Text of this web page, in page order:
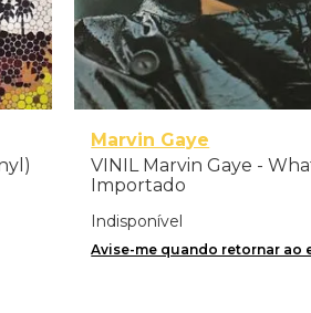
Marvin Gaye
VINIL Marvin Gaye -
Importado
Indisponível
Avise-me quando retornar ao